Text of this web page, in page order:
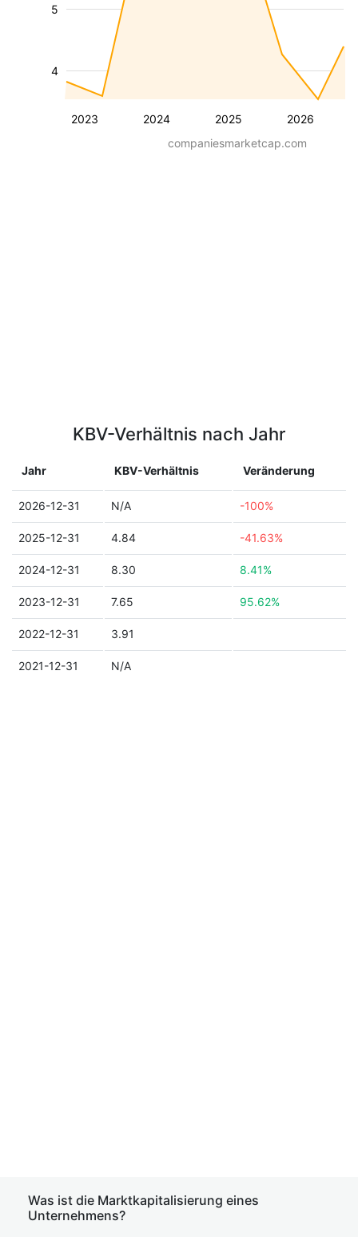
2023 2024 2025 2026
4
5
companiesmarketcap.com
KBV-Verhältnis nach Jahr
Jahr KBV-Verhältnis Veränderung
2026-12-31 N/A -100%
2025-12-31 4.84 -41.63%
2024-12-31 8.30 8.41%
2023-12-31 7.65 95.62%
2022-12-31 3.91
2021-12-31 N/A
Was ist die Marktkapitalisierung eines
Unternehmens?